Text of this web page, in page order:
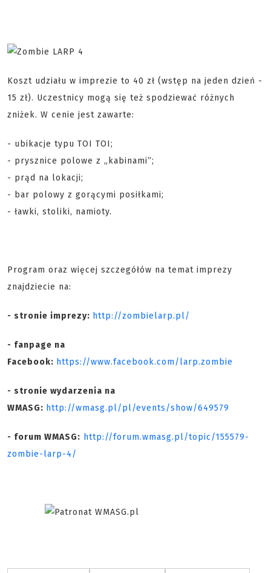
Koszt udziału w imprezie to 40 zł (wstęp na jeden dzień -
15 zł). Uczestnicy mogą się też spodziewać różnych
zniżek. W cenie jest zawarte:
- ubikacje typu TOI TOI;
- prysznice polowe z „kabinami”;
- prąd na lokacji;
- bar polowy z gorącymi posiłkami;
- ławki, stoliki, namioty.
Program oraz więcej szczegółów na temat imprezy
znajdziecie na:
- stronie imprezy: http://zombielarp.pl/
- fanpage na
Facebook: https://www.facebook.com/larp.zombie
- stronie wydarzenia na
WMASG: http://wmasg.pl/pl/events/show/649579
- forum WMASG: http://forum.wmasg.pl/topic/155579-
zombie-larp-4/